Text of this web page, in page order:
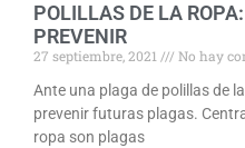
POLILLAS DE LA
PREVENIR
27 septiembre, 2021
No hay
Ante una plaga de polillas de
prevenir futuras plagas.
ropa son plagas